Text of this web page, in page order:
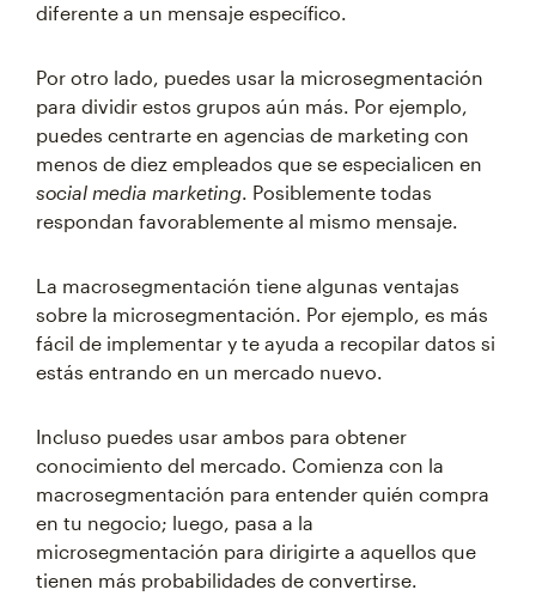
diferente a un mensaje específico.
Por otro lado, puedes usar la microsegmentación
para dividir estos grupos aún más. Por ejemplo,
puedes centrarte en agencias de marketing con
menos de diez empleados que se especialicen en
social media marketing. Posiblemente todas
respondan favorablemente al mismo mensaje.
La macrosegmentación tiene algunas ventajas
sobre la microsegmentación. Por ejemplo, es más
fácil de implementar y te ayuda a recopilar datos si
estás entrando en un mercado nuevo.
Incluso puedes usar ambos para obtener
conocimiento del mercado. Comienza con la
macrosegmentación para entender quién compra
en tu negocio; luego, pasa a la
microsegmentación para dirigirte a aquellos que
tienen más probabilidades de convertirse.